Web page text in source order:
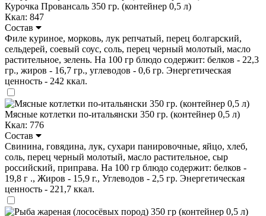
Курочка Провансаль 350 гр. (контейнер 0,5 л)
Ккал: 847
Состав
Филе куриное, морковь, лук репчатый, перец болгарский,
сельдерей, соевый соус, соль, перец черный молотый, масло
растительное, зелень. На 100 гр блюдо содержит: белков - 22,3
гр., жиров - 16,7 гр., углеводов - 0,6 гр. Энергетическая
ценность - 242 ккал.
Мясные котлетки по-итальянски 350 гр. (контейнер 0,5 л)
Ккал: 776
Состав
Свинина, говядина, лук, сухари панировочные, яйцо, хлеб,
соль, перец черный молотый, масло растительное, сыр
российский, приправа. На 100 гр блюдо содержит: белков -
19,8 г ., Жиров - 15,9 г., Углеводов - 2,5 гр. Энергетическая
ценность - 221,7 ккал.